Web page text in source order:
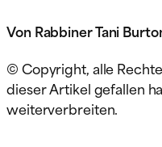
Von Rabbiner Tani
© Copyright, alle
dieser Artikel gefallen
weiterverbreiten.